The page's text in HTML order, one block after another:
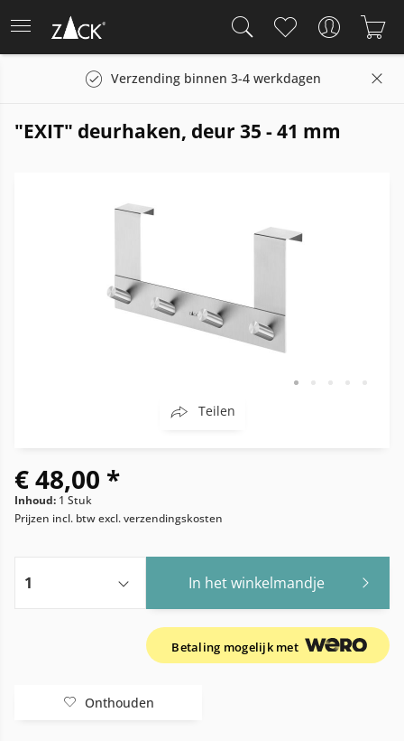
Verzending binnen 3-4 werkdagen
"EXIT" deurhaken, deur 35 - 41 mm
Teilen
€ 48,00 *
Inhoud: 1 Stuk
Prijzen incl. btwexcl. verzendingskosten
In het winkelmandje
Betaling mogelijk met
Onthouden